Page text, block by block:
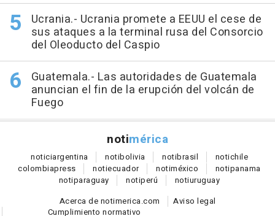
Ucrania.- Ucrania promete a EEUU el cese de
sus ataques a la terminal rusa del Consorcio
del Oleoducto del Caspio
Guatemala.- Las autoridades de Guatemala
anuncian el fin de la erupción del volcán de
Fuego
notimérica
noticiargentina notibolivia notibrasil notichile
colombiapress notiecuador notiméxico notipanama
notiparaguay notiperú notiuruguay
Acerca de notimerica.com
Aviso legal
Cumplimiento normativo